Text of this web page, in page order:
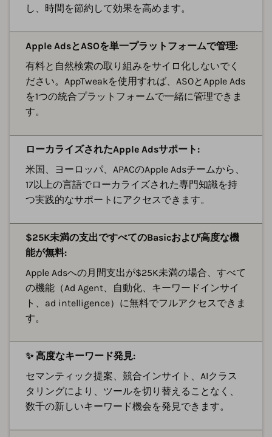
し、時間を節約して効果を高めます。
Apple AdsとASOを単一プラットフォームで管理:
有料と自然検索の取り組みをサイロ化しないでく
ださい。AppTweakを使用すれば、ASOとApple Ads
を1つの統合プラットフォームで一緒に管理できま
す。
ローカライズされたApple Adsサポート:
米国、ヨーロッパ、APACのApple Adsチームから、
17以上の言語でローカライズされた専門知識を持
つ実践的なサポートにアクセスできます。
$25K未満の支出ですべてのBasicおよび高度な機
能が無料:
Apple Adsへの月間支出が$25K未満の場合、すべて
の機能（Ad Agent、自動化、キーワードインサイ
ト、ad intelligence）に無料でフルアクセスできま
す。
✨ 高度なキーワード発見:
セマンティック提案、競合インサイト、AIクラス
タリングにより、ツールを切り替えることなく、
数千の新しいキーワード機会を発見できます。